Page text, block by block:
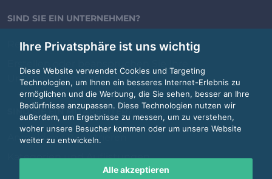
Ihre Privatsphäre ist uns wichtig
Diese Website verwendet Cookies und Targeting
Technologien, um Ihnen ein besseres Internet-Erlebnis zu
ermöglichen und die Werbung, die Sie sehen, besser an Ihre
Bedürfnisse anzupassen. Diese Technologien nutzen wir
außerdem, um Ergebnisse zu messen, um zu verstehen,
woher unsere Besucher kommen oder um unsere Website
weiter zu entwickeln.
Alle akzeptieren
SIND SIE EIN UNTERNEHMEN?
Review.jobs für Unternehmen
Unternehmensseite
SIND SIE EIN MITARBEITER?
Anmelden / Registrieren
Kategorien und Auflistungen